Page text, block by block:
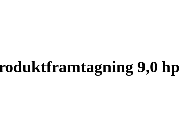
9,0 hp